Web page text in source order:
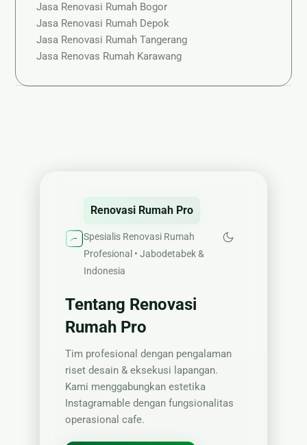
Jasa Renovasi Rumah Bogor
Jasa Renovasi Rumah Depok
Jasa Renovasi Rumah Tangerang
Jasa Renovas Rumah Karawang
Renovasi Rumah Pro
Spesialis Renovasi Rumah
Profesional • Jabodetabek &
Indonesia
Tentang Renovasi
Rumah Pro
Tim profesional dengan pengalaman
riset desain & eksekusi lapangan.
Kami menggabungkan estetika
Instagramable dengan fungsionalitas
operasional cafe.